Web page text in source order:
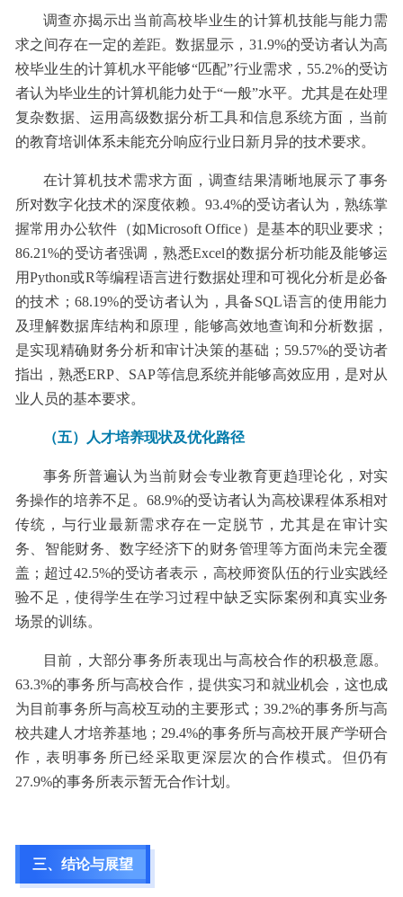
调查亦揭示出当前高校毕业生的计算机技能与能力需
求之间存在一定的差距。数据显示，31.9%的受访者认为高
校毕业生的计算机水平能够“匹配”行业需求，55.2%的受访
者认为毕业生的计算机能力处于“一般”水平。尤其是在处理
复杂数据、运用高级数据分析工具和信息系统方面，当前
的教育培训体系未能充分响应行业日新月异的技术要求。
在计算机技术需求方面，调查结果清晰地展示了事务
所对数字化技术的深度依赖。93.4%的受访者认为，熟练掌
握常用办公软件（如Microsoft Office）是基本的职业要求；
86.21%的受访者强调，熟悉Excel的数据分析功能及能够运
用Python或R等编程语言进行数据处理和可视化分析是必备
的技术；68.19%的受访者认为，具备SQL语言的使用能力
及理解数据库结构和原理，能够高效地查询和分析数据，
是实现精确财务分析和审计决策的基础；59.57%的受访者
指出，熟悉ERP、SAP等信息系统并能够高效应用，是对从
业人员的基本要求。
（五）人才培养现状及优化路径
事务所普遍认为当前财会专业教育更趋理论化，对实
务操作的培养不足。68.9%的受访者认为高校课程体系相对
传统，与行业最新需求存在一定脱节，尤其是在审计实
务、智能财务、数字经济下的财务管理等方面尚未完全覆
盖；超过42.5%的受访者表示，高校师资队伍的行业实践经
验不足，使得学生在学习过程中缺乏实际案例和真实业务
场景的训练。
目前，大部分事务所表现出与高校合作的积极意愿。
63.3%的事务所与高校合作，提供实习和就业机会，这也成
为目前事务所与高校互动的主要形式；39.2%的事务所与高
校共建人才培养基地；29.4%的事务所与高校开展产学研合
作，表明事务所已经采取更深层次的合作模式。但仍有
27.9%的事务所表示暂无合作计划。
三、结论与展望